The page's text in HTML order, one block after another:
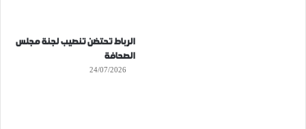
الرباط تحتضن تنصيب لجنة مجلس
الصحافة
24/07/2026